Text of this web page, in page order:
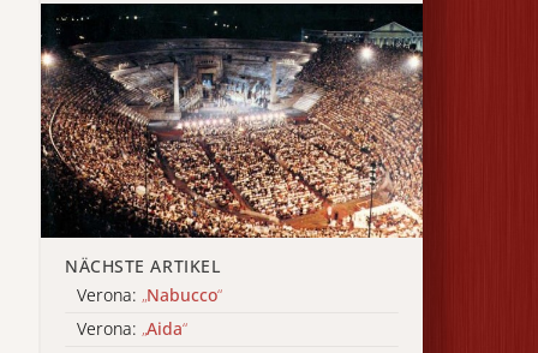
NÄCHSTE ARTIKEL
Verona: „Nabucco“
Verona: „Aida“